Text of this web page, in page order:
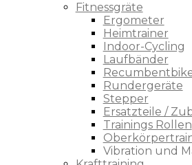
Fitnessgräte
Ergometer
Heimtrainer
Indoor-Cycling
Laufbänder
Rundergeräte
Stepper
Ersatzteile /
Trainings Rollen
Vibration und